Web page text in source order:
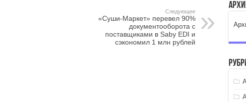
Следующее
«Суши-Маркет» перевел 90%
документооборота с
поставщиками в Saby EDI и
сэкономил 1 млн рублей